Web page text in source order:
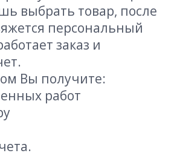
выбрать товар, после
персональный
заказ и
Вы получите:
работ